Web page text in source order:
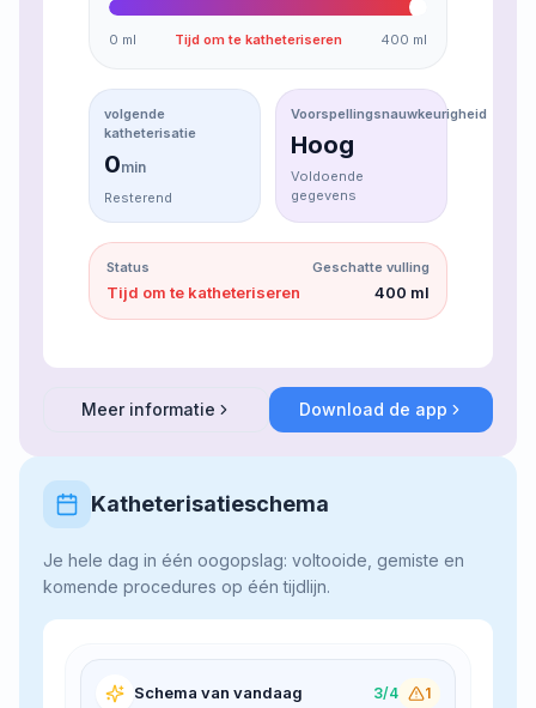
0 ml Tijd om te katheteriseren 400 ml
volgende
katheterisatie
0min
Resterend
Voorspellingsnauwkeurigheid
Hoog
Voldoende
gegevens
Status
Tijd om te katheteriseren
Geschatte vulling
400 ml
Meer informatie
aboutSlimme blaasDownload de app
Katheterisatieschema
Je hele dag in één oogopslag: voltooide, gemiste en
komende procedures op één tijdlijn.
Schema van vandaag 3/4 1